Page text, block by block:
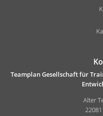
Teamplan Gesellschaft für
Alter